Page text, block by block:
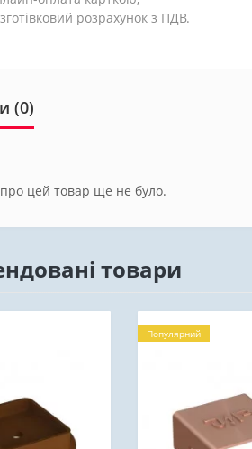
розрахунок з ПДВ.
(0)
про цей товар ще не було.
товари
Популярний